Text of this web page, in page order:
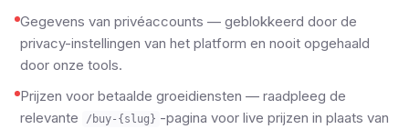
Gegevens van privéaccounts — geblokkeerd door de
privacy-instellingen van het platform en nooit opgehaald
door onze tools.
Prijzen voor betaalde groeidiensten — raadpleeg de
relevante
/buy-{slug} -pagina voor live prijzen in plaats van